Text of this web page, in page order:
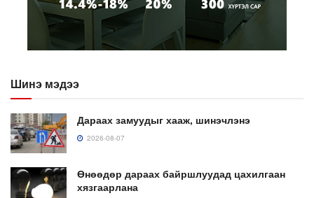
Шинэ мэдээ
Дараах замуудыг хааж, шинэчлэнэ
2026-08-07
Өнөөдөр дараах байршлуудад цахилгаан
хязгаарлана